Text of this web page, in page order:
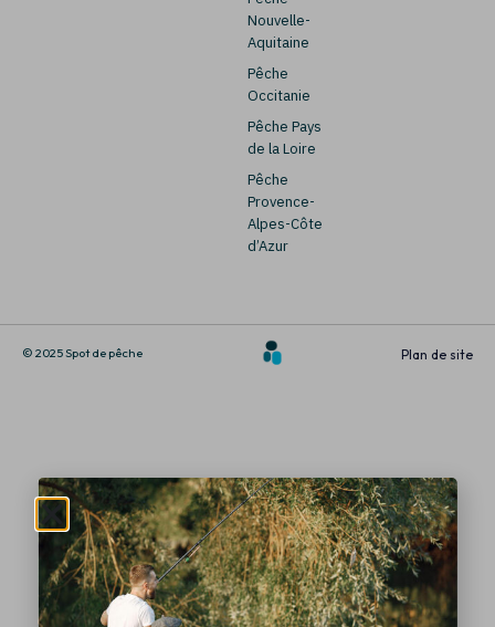
Nouvelle-
Aquitaine
Pêche
Occitanie
Pêche Pays
de la Loire
Pêche
Provence-
Alpes-Côte
d’Azur
© 2025 Spot de pêche Plan de site